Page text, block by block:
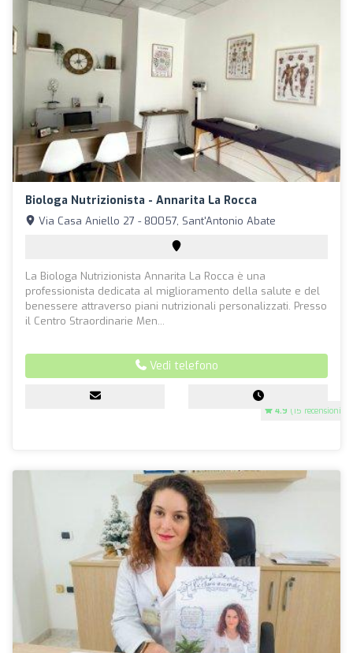
Biologa Nutrizionista - Annarita La Rocca
4.9 (15 recensioni)
Via Casa Aniello 27 - 80057, Sant'Antonio Abate
La Biologa Nutrizionista Annarita La Rocca è una
professionista dedicata al miglioramento della salute e del
benessere attraverso piani nutrizionali personalizzati. Presso
il Centro Straordinarie Men...
Vedi telefono